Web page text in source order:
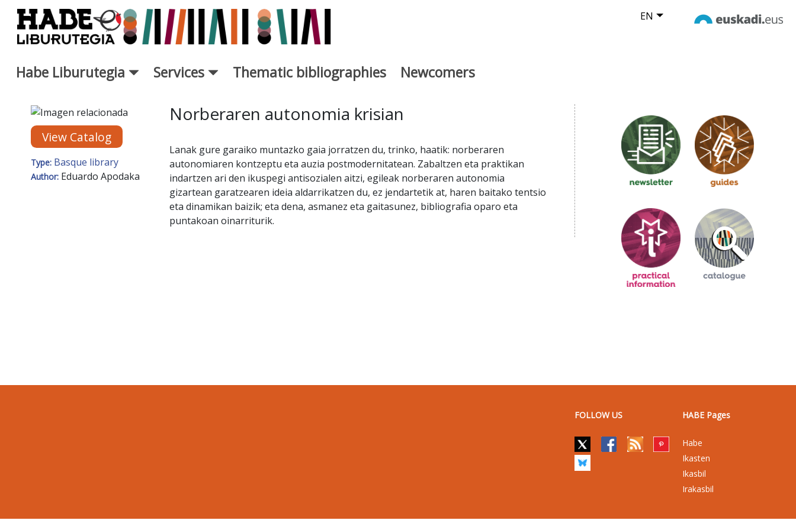
Skip to Main Content EN
Habe Liburutegia Services Thematic bibliographies Newcomers
New Books Card - Liburutegia
View Catalog
Type: Basque library
Author: Eduardo Apodaka
Norberaren autonomia krisian
Lanak gure garaiko muntazko gaia jorratzen du, trinko, haatik: norberaren
autonomiaren kontzeptu eta auzia postmodernitatean. Zabaltzen eta praktikan
indartzen ari den ikuspegi antisozialen aitzi, egileak norberaren autonomia
gizartean garatzearen ideia aldarrikatzen du, ez jendartetik at, haren baitako tentsio
eta dinamikan baizik; eta dena, asmanez eta gaitasunez, bibliografia oparo eta
puntakoan oinarriturik.
FOLLOW US HABE Pages
Habe
Ikasten
Ikasbil
Irakasbil